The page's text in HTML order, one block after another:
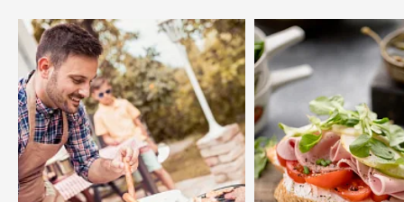
ГОСТ
600
Бекон "Дабл Смок"
200
Ветчина "С окороком"